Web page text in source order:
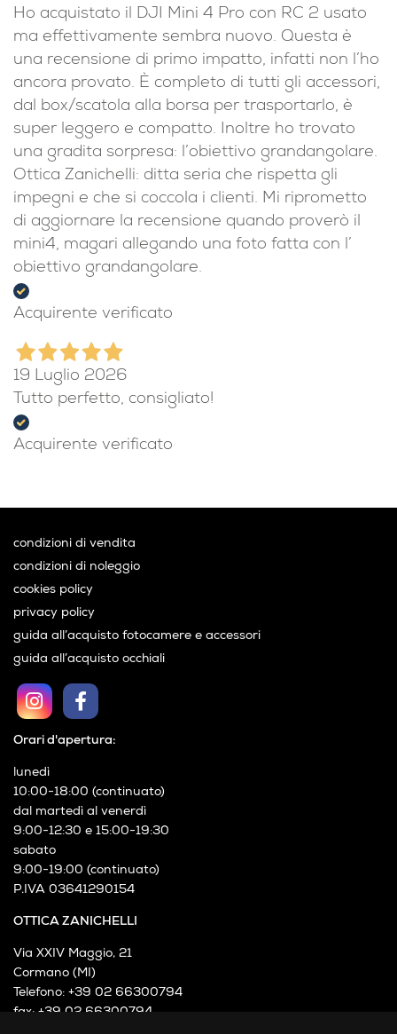
Ho acquistato il DJI Mini 4 Pro con RC 2 usato
ma effettivamente sembra nuovo. Questa è
una recensione di primo impatto, infatti non l’ho
ancora provato. È completo di tutti gli accessori,
dal box/scatola alla borsa per trasportarlo, è
super leggero e compatto. Inoltre ho trovato
una gradita sorpresa: l’obiettivo grandangolare.
Ottica Zanichelli: ditta seria che rispetta gli
impegni e che si coccola i clienti. Mi riprometto
di aggiornare la recensione quando proverò il
mini4, magari allegando una foto fatta con l’
obiettivo grandangolare.
Acquirente verificato
19 Luglio 2026
Tutto perfetto, consigliato!
Acquirente verificato
OTTICA ZANICHELLI
Via XXIV Maggio, 21
Cormano (MI)
Telefono: +39 02 66300794
fax: +39 02 66300794
Orari d'apertura:
lunedì
10:00-18:00 (continuato)
dal martedì al venerdì
9:00-12:30 e 15:00-19:30
sabato
9:00-19:00 (continuato)
P.IVA 03641290154
condizioni di vendita
condizioni di noleggio
cookies policy
privacy policy
guida all’acquisto fotocamere e accessori
guida all’acquisto occhiali